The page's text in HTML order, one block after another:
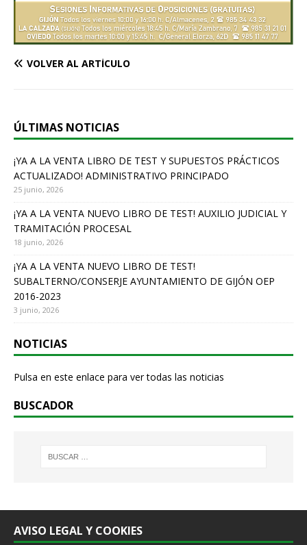
VOLVER AL ARTÍCULO
ÚLTIMAS NOTICIAS
¡YA A LA VENTA LIBRO DE TEST Y SUPUESTOS PRÁCTICOS
ACTUALIZADO! ADMINISTRATIVO PRINCIPADO
25 junio, 2026
¡YA A LA VENTA NUEVO LIBRO DE TEST! AUXILIO JUDICIAL Y
TRAMITACIÓN PROCESAL
18 junio, 2026
¡YA A LA VENTA NUEVO LIBRO DE TEST!
SUBALTERNO/CONSERJE AYUNTAMIENTO DE GIJÓN OEP
2016-2023
3 junio, 2026
NOTICIAS
Pulsa en este enlace para ver todas las noticias
BUSCADOR
AVISO LEGAL Y COOKIES